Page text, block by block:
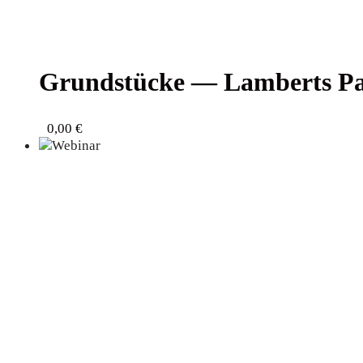
Grund­stü­cke — Lam­berts
0,00 €